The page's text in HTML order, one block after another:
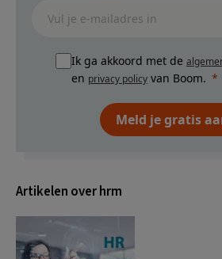
Ik ga akkoord met de
en privacy policy van Boom.
Meld je gratis
Artikelen over hrm